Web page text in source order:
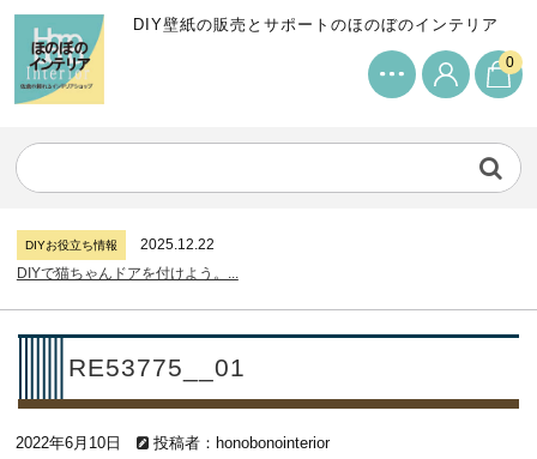
DIY壁紙の販売とサポートのほのぼのインテリア
0
サンゲツリザーブの壁紙について...
DIYお役立ち情報
2026.7.31
DIYお役立ち情報
2025.12.22
DIYで猫ちゃんドアを付けよう。...
DIYお役立ち情報
2026.7.31
糊付け壁紙のポイントについて...
2025.12.22
DIYで猫ちゃんドアを付けよう。...
RE53775__01
2022年6月10日 投稿者：honobonointerior